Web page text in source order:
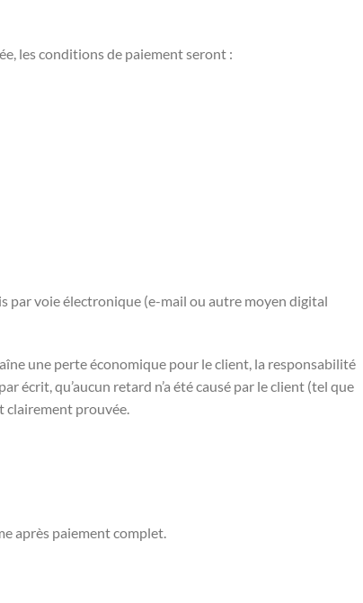
les conditions de paiement seront :
par voie électronique (e-mail ou autre moyen digital
une perte économique pour le client, la responsabilité
écrit, qu’aucun retard n’a été causé par le client (tel que
clairement prouvée.
après paiement complet.